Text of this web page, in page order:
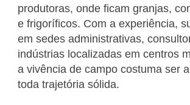
produtoras, onde ficam granjas,
e frigoríficos. Com a experiência,
em sedes administrativas,
indústrias localizadas em centros
a vivência de campo costuma ser
toda trajetória sólida.